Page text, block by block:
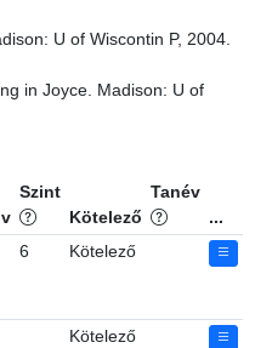
U of Wiscontin P, 2004.
in Joyce. Madison: U of
Szint
Kötelező
Tanév
...
6 Kötelező
Kötelező